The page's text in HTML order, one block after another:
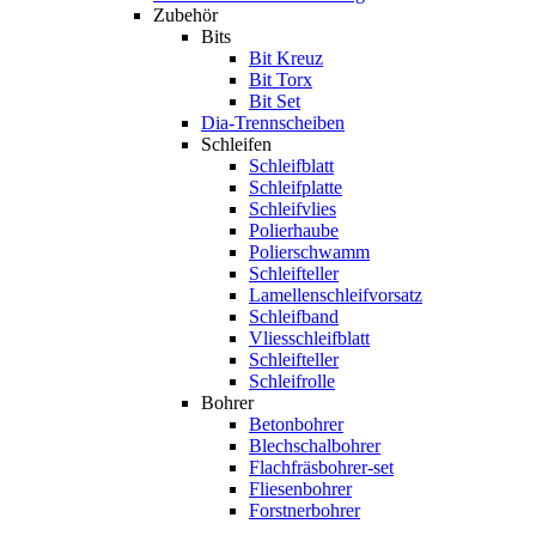
Zubehör
Bits
Bit Kreuz
Bit Torx
Bit Set
Dia-Trennscheiben
Schleifen
Schleifblatt
Schleifplatte
Schleifvlies
Polierhaube
Polierschwamm
Schleifteller
Lamellenschleifvorsatz
Schleifband
Vliesschleifblatt
Schleifteller
Schleifrolle
Bohrer
Betonbohrer
Blechschalbohrer
Flachfräsbohrer-set
Fliesenbohrer
Forstnerbohrer